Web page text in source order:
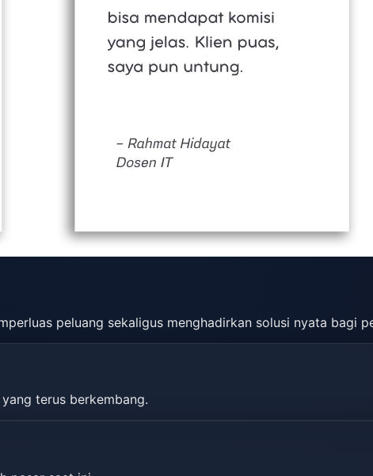
peluang sekaligus menghadirkan solusi nyata bagi
terus berkembang.